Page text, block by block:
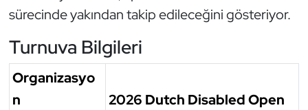
sürecinde yakından takip edileceğini gösteriyor.
Turnuva Bilgileri
Organizasyo
n
2026 Dutch Disabled Open
Triatlon
Voleybol
Vücut Geliştirme Fitness